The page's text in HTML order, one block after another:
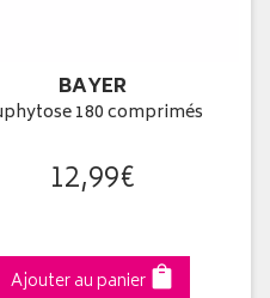
BAYER
180 comprimés
12,99€
Ajouter au panier